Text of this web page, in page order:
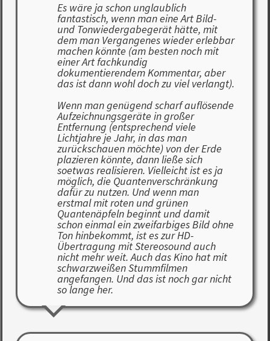
Es wäre ja schon unglaublich
fantastisch, wenn man eine Art Bild-
und Tonwiedergabegerät hätte, mit
dem man Vergangenes wieder erlebbar
machen könnte (am besten noch mit
einer Art fachkundig
dokumentierendem Kommentar, aber
das ist dann wohl doch zu viel verlangt).
Wenn man genügend scharf auflösende
Aufzeichnungsgeräte in großer
Entfernung (entsprechend viele
Lichtjahre je Jahr, in das man
zurückschauen möchte) von der Erde
plazieren könnte, dann ließe sich
soetwas realisieren. Vielleicht ist es ja
möglich, die Quantenverschränkung
dafür zu nutzen. Und wenn man
erstmal mit roten und grünen
Quantenäpfeln beginnt und damit
schon einmal ein zweifarbiges Bild ohne
Ton hinbekommt, ist es zur HD-
Übertragung mit Stereosound auch
nicht mehr weit. Auch das Kino hat mit
schwarzweißen Stummfilmen
angefangen. Und das ist noch gar nicht
so lange her.